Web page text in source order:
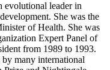
evolutional leader in
She was the
of Health. She was
Expert Panel of
from 1989 to 1993.
many international